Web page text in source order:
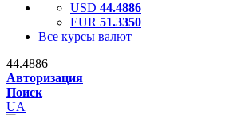
USD 44.4886
EUR 51.3350
Все курсы валют
44.4886
Авторизация
Поиск
UA